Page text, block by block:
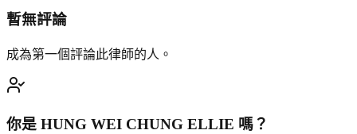
暫無評論
成為第一個評論此律師的人。
你是 HUNG WEI CHUNG ELLIE 嗎？